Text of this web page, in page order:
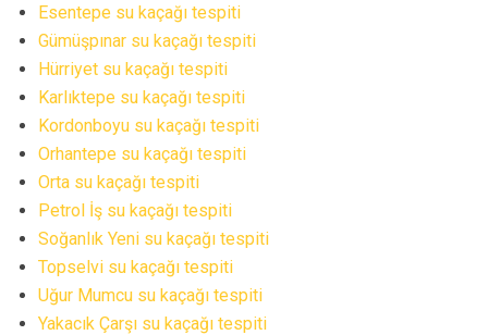
Esentepe su kaçağı tespiti
Gümüşpınar su kaçağı tespiti
Hürriyet su kaçağı tespiti
Karlıktepe su kaçağı tespiti
Kordonboyu su kaçağı tespiti
Orhantepe su kaçağı tespiti
Orta su kaçağı tespiti
Petrol İş su kaçağı tespiti
Soğanlık Yeni su kaçağı tespiti
Topselvi su kaçağı tespiti
Uğur Mumcu su kaçağı tespiti
Yakacık Çarşı su kaçağı tespiti